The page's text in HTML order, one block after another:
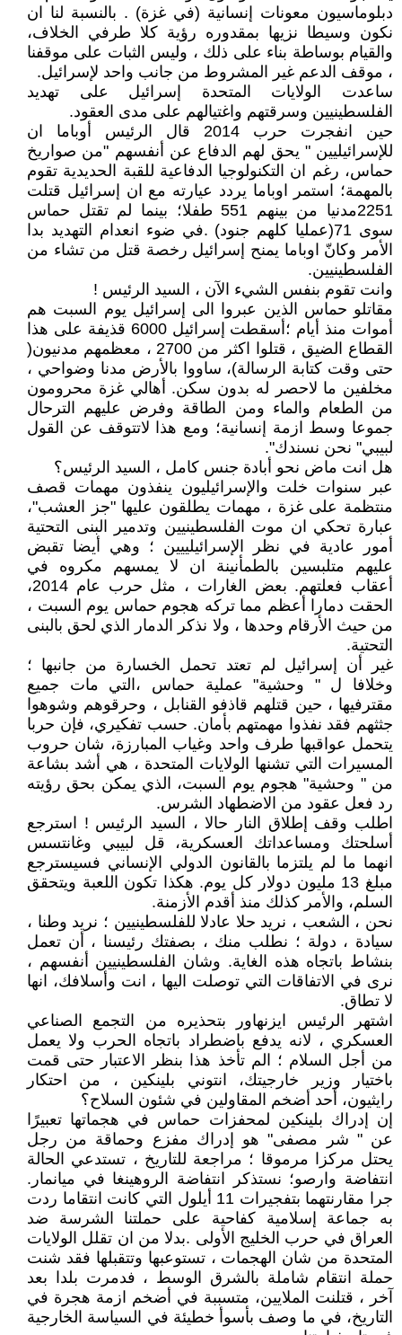
دبلوماسيون معونات إنسانية (في غزة) . بالنسبة لنا ان
نكون وسيطا نزيها بمقدوره رؤية كلا طرفي الخلاف،
والقيام بوساطة بناء على ذلك ، وليس الثبات على موقفنا
، موقف الدعم غير المشروط من جانب واحد لإسرائيل.
ساعدت الولايات المتحدة إسرائيل على تهديد
الفلسطينيين وسرقتهم واغتيالهم على مدى العقود.
حين انفجرت حرب 2014 قال الرئيس أوباما ان
للإسرائيليين " يحق لهم الدفاع عن أنفسهم "من صواريخ
حماس، رغم ان التكنولوجيا الدفاعية للقبة الحديدية تقوم
بالمهمة؛ استمر اوباما يردد عيارته مع ان إسرائيل قتلت
2251مدنيا من بينهم 551 طفلا؛ بينما لم تقتل حماس
سوى 71(عمليا كلهم جنود) .في ضوء انعدام التهديد بدا
الأمر وكانّ اوباما يمنح إسرائيل رخصة قتل من تشاء من
الفلسطينيين.
وانت تقوم بنفس الشيء الآن ، السيد الرئيس !
مقاتلو حماس الذين عبروا الى إسرائيل يوم السبت هم
أموات منذ أيام ؛أسقطت إسرائيل 6000 قذيفة على هذا
القطاع الضيق ، قتلوا اكثر من 2700 ، معظمهم مدنيون(
حتى وقت كتابة الرسالة)، ساووا بالأرض مدنا وضواحي ،
مخلفين ما لاحصر له بدون سكن. أهالي غزة محرومون
من الطعام والماء ومن الطاقة وفرض عليهم الترحال
جموعا وسط ازمة إنسانية؛ ومع هذا لاتتوقف عن القول
لبيبي" نحن نسندك".
هل انت ماض نحو أبادة جنس كامل ، السيد الرئيس؟
عبر سنوات خلت والإسرائيليون ينفذون مهمات قصف
منتظمة على غزة ، مهمات يطلقون عليها "جز العشب"،
عبارة تحكي ان موت الفلسطينيين وتدمير البنى التحتية
أمور عادية في نظر الإسرائيلييين ؛ وهي أيضا تقبض
عليهم متلبسين بالطمأنينة ان لا يمسهم مكروه في
أعقاب فعلتهم. بعض الغارات ، مثل حرب عام 2014،
الحقت دمارا أعظم مما تركه هجوم حماس يوم السبت ،
من حيث الأرقام وحدها ، ولا نذكر الدمار الذي لحق بالبنى
التحتية.
غير أن إسرائيل لم تعتد تحمل الخسارة من جانبها ؛
وخلافا ل " وحشية" عملية حماس ،التي مات جميع
مقترفيها ، حين قتلهم قاذفو القنابل ، وحرقوهم وشوهوا
جثثهم فقد نفذوا مهمتهم بأمان. حسب تفكيري، فإن حربا
يتحمل عواقبها طرف واحد وغياب المبارزة، شان حروب
المسيرات التي تشنها الولايات المتحدة ، هي أشد بشاعة
من " وحشية" هجوم يوم السبت، الذي يمكن بحق رؤيته
رد فعل عقود من الاضطهاد الشرس.
اطلب وقف إطلاق النار حالا ، السيد الرئيس ! استرجع
أسلحتك ومساعداتك العسكرية، قل لبيبي وغانتسس
انهما ما لم يلتزما بالقانون الدولي الإنساني فسيسترجع
مبلغ 13 مليون دولار كل يوم. هكذا تكون اللعبة ويتحقق
السلم، والأمر كذلك منذ أقدم الأزمنة.
نحن ، الشعب ، نريد حلا عادلا للفلسطينيين ؛ نريد وطنا ،
سيادة ، دولة ؛ نطلب منك ، بصفتك رئيسنا ، أن تعمل
بنشاط باتجاه هذه الغاية. وشان الفلسطينيين أنفسهم ،
نرى في الاتفاقات التي توصلت اليها ، انت وأسلافك، انها
لا تطاق.
اشتهر الرئيس ايزنهاور بتحذيره من التجمع الصناعي
العسكري ، لانه يدفع باضطراد باتجاه الحرب ولا يعمل
من أجل السلام ؛ الم تأخذ هذا بنظر الاعتبار حتى قمت
باختيار وزير خارجيتك، انتوني بلينكين ، من احتكار
رايثيون، أحد أضخم المقاولين في شئون السلاح؟
إن إدراك بلينكين لمحفزات حماس في هجماتها تعبيرًا
عن " شر مصفى" هو إدراك مفزع وحماقة من رجل
يحتل مركزا مرموقا ؛ مراجعة للتاريخ ، تستدعي الحالة
انتفاضة وارصو؛ نستذكر انتفاضة الروهينغا في ميانمار.
جرا مقارنتهما بتفجيرات 11 أيلول التي كانت انتقاما ردت
به جماعة إسلامية كفاحية على حملتنا الشرسة ضد
العراق في حرب الخليج الأولى .بدلا من ان تقلل الولايات
المتحدة من شان الهجمات ، تستوعبها وتتقبلها فقد شنت
حملة انتقام شاملة بالشرق الوسط ، فدمرت بلدا بعد
آخر ، قتلنت الملايين، متسببة في أضخم ازمة هجرة في
التاريخ، في ما وصف بأسوأ خطيئة في السياسة الخارجية